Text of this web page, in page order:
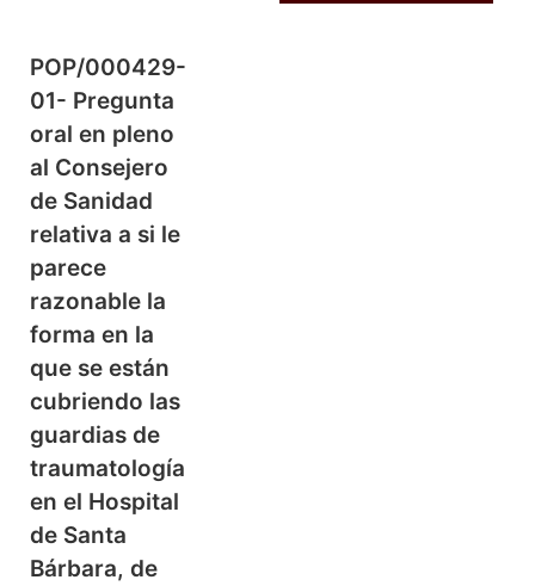
POP/000429-
01- Pregunta
oral en pleno
al Consejero
de Sanidad
relativa a si le
parece
razonable la
forma en la
que se están
cubriendo las
guardias de
traumatología
en el Hospital
de Santa
Bárbara, de